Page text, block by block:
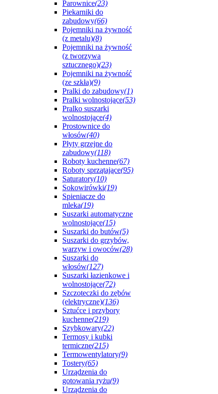
Parownice(23)
Piekarniki do
zabudowy(66)
Pojemniki na żywność
(z metalu)(8)
Pojemniki na żywność
(z tworzywa
sztucznego)(23)
Pojemniki na żywność
(ze szkła)(9)
Pralki do zabudowy(1)
Pralki wolnostojące(53)
Pralko suszarki
wolnostojące(4)
Prostownice do
włosów(40)
Płyty grzejne do
zabudowy(118)
Roboty kuchenne(67)
Roboty sprzątające(95)
Saturatory(10)
Sokowirówki(19)
Spieniacze do
mleka(19)
Suszarki automatyczne
wolnostojące(15)
Suszarki do butów(5)
Suszarki do grzybów,
warzyw i owoców(28)
Suszarki do
włosów(127)
Suszarki łazienkowe i
wolnostojące(72)
Szczoteczki do zębów
(elektryczne)(136)
Sztućce i przybory
kuchenne(219)
Szybkowary(22)
Termosy i kubki
termiczne(215)
Termowentylatory(9)
Tostery(65)
Urządzenia do
gotowania ryżu(9)
Urządzenia do